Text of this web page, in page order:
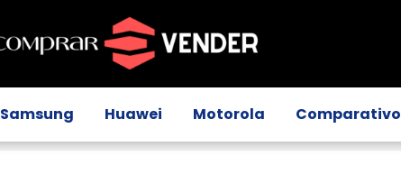
Samsung Huawei Motorola Comparativo